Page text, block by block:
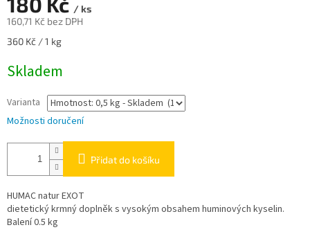
/ ks
160,71 Kč bez DPH
Měrná
360 Kč / 1 kg
Skladem
Varianta
Možnosti doručení
Přidat do košíku
HUMAC natur EXOT
dietetický krmný doplněk s vysokým obsahem huminových kyselin.
Balení 0.5 kg